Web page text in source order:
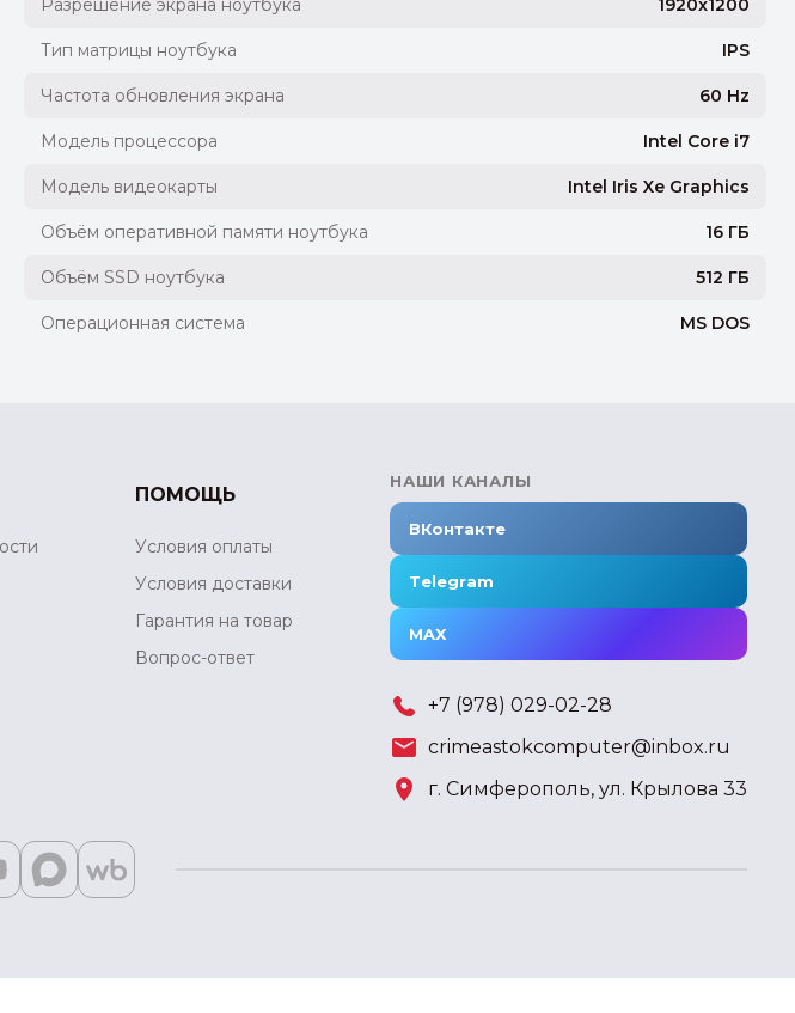
Разрешение экрана ноутбука 1920x1200
Тип матрицы ноутбука IPS
Частота обновления экрана 60 Hz
Модель процессора Intel Core i7
Модель видеокарты Intel Iris Xe Graphics
Объём оперативной памяти ноутбука 16 ГБ
Объём SSD ноутбука 512 ГБ
Операционная система MS DOS
ПОМОЩЬ
Условия оплаты
Условия доставки
Гарантия на товар
Вопрос-ответ
НАШИ КАНАЛЫ
ВКонтакте
Telegram
MAX
+7 (978) 029-02-28
crimeastokcomputer@inbox.ru
г. Симферополь, ул. Крылова 33